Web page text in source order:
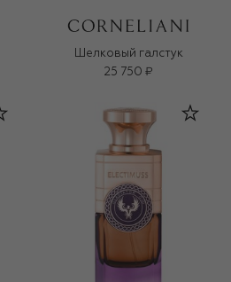
Шелковый галстук
25 750 ₽